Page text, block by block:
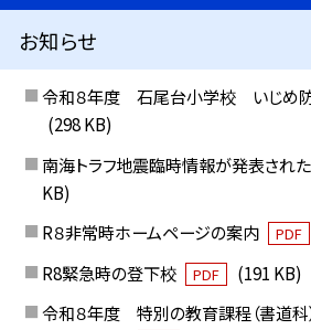
お知らせ
令和８年度 石尾台小学校 いじめ
(298 KB)
南海トラフ地震臨時情報が発表され
KB)
R８非常時ホームページの案内
PDF
R8緊急時の登下校
PDF
(191 KB)
令和８年度 特別の教育課程（書道科